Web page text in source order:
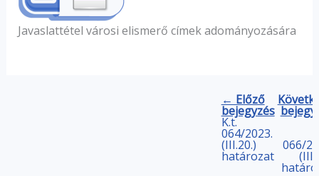
Javaslattétel városi elismerő címek adományozására
← Előző
bejegyzés
K.t.
064/2023.
(III.20.)
határozat
066/